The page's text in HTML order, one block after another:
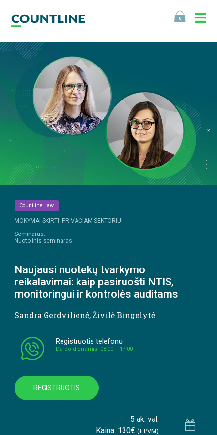
0
Countline Law
MOKYMAI SKIRTI: PRIVAČIAM SEKTORIUI
Seminaras.
Nuotolinis seminaras.
Naujausi nuotekų tvarkymo
reikalavimai: kaip pasiruošti NTIS,
monitoringui ir kontrolės auditams
Sandra Gerdvilienė,Živilė Bingelytė
Registruotis telefonu
Darbo dienomis: 08:00 – 17:00
REGISTRUOTIS
5 ak. val.
Kaina: 130€ (+ PVM)